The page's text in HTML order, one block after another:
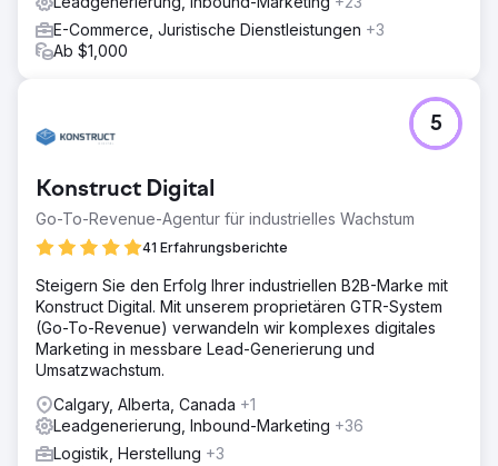
E-Commerce, Juristische Dienstleistungen +3
Ab $1,000
Konstruct Digital
Go-To-Revenue-Agentur für industrielles Wachstum
41 Erfahrungsberichte
5
Steigern Sie den Erfolg Ihrer industriellen B2B-Marke mit
Konstruct Digital. Mit unserem proprietären GTR-System
(Go-To-Revenue) verwandeln wir komplexes digitales
Marketing in messbare Lead-Generierung und
Umsatzwachstum.
Calgary, Alberta, Canada +1
Leadgenerierung, Inbound-Marketing +36
Logistik, Herstellung +3